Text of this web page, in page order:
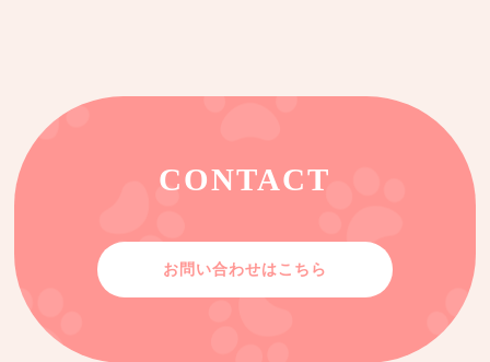
CONTACT
お問い合わせはこちら